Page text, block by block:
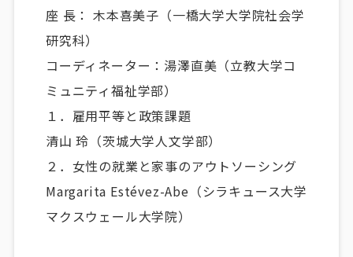
座 長： 木本喜美子（一橋大学大学院社会学
研究科）
コーディネーター：湯澤直美（立教大学コ
ミュニティ福祉学部）
１．雇用平等と政策課題
清山 玲（茨城大学人文学部）
２．女性の就業と家事のアウトソーシング
Margarita Estévez-Abe（シラキュース大学
マクスウェール大学院）